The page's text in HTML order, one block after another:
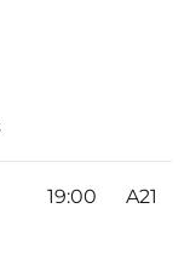
19:00 A21